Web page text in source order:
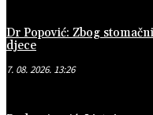
Dr Popović: Zbog
djece
7. 08. 2026. 13:26